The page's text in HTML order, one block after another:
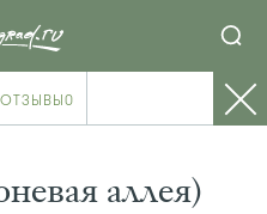
ОТЗЫВЫ0
аллея)